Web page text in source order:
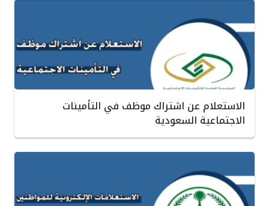
الاستعلام عن اشتراك موظف في التأمينات
الاجتماعية السعودية